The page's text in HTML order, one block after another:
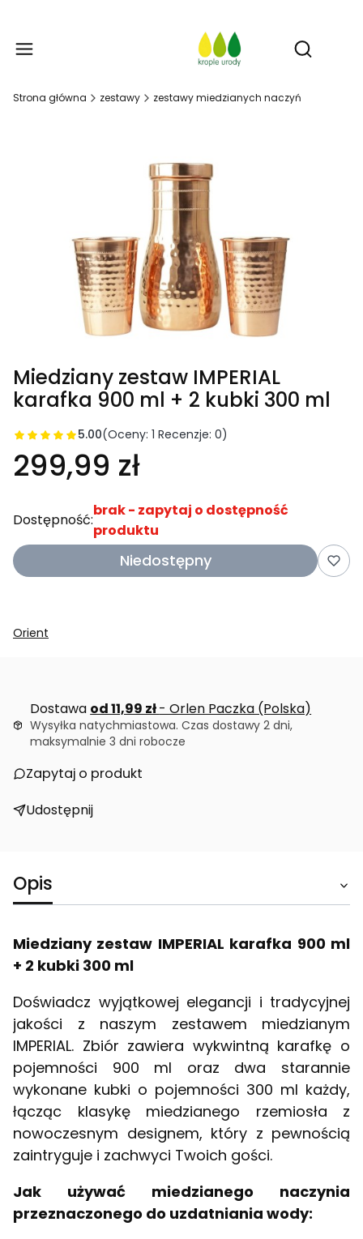
Otwórz
Strona główna zestawy zestawy miedzianych naczyń
Miedziany zestaw IMPERIAL
karafka 900 ml + 2 kubki 300 ml
5.00(Oceny: 1 Recenzje: 0)
299,99 zł
Dostępność:
brak - zapytaj o dostępność
produktu
Niedostępny
Orient
Dostawa od 11,99 zł- Orlen Paczka (Polska)
Wysyłka natychmiastowa. Czas dostawy 2 dni,
maksymalnie 3 dni robocze
Zapytaj o produkt
Udostępnij
Opis
Miedziany zestaw IMPERIAL karafka 900 ml
+ 2 kubki 300 ml
Doświadcz wyjątkowej elegancji i tradycyjnej
jakości z naszym zestawem miedzianym
IMPERIAL. Zbiór zawiera wykwintną karafkę o
pojemności 900 ml oraz dwa starannie
wykonane kubki o pojemności 300 ml każdy,
łącząc klasykę miedzianego rzemiosła z
nowoczesnym designem, który z pewnością
zaintryguje i zachwyci Twoich gości.
Jak używać miedzianego naczynia
przeznaczonego do uzdatniania wody: